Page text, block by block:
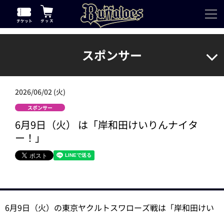
スポンサー
2026/06/02 (火)
スポンサー
6月9日（火） は「岸和田けいりんナイタ
ー！」
6月9日（火）の東京ヤクルトスワローズ戦は「岸和田けい